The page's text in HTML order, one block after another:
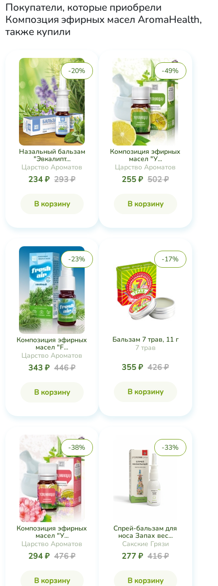
Покупатели, которые приобрели
Композция эфирных масел AromaHealth,
также купили
-20%
Назальный бальзам
"Эвкалипт...
Царство Ароматов
234 ₽ 293 ₽
В корзину
-49%
Композиция эфирных
масел "У...
Царство Ароматов
255 ₽ 502 ₽
В корзину
-23%
Композиция эфирных
масел "F...
Царство Ароматов
343 ₽ 446 ₽
В корзину
-17%
Бальзам 7 трав, 11 г
7 трав
355 ₽ 426 ₽
В корзину
-38%
Композиция эфирных
масел "У...
Царство Ароматов
294 ₽ 476 ₽
В корзину
-33%
Спрей-бальзам для
носа Запах вес...
Сакские Грязи
277 ₽ 416 ₽
В корзину